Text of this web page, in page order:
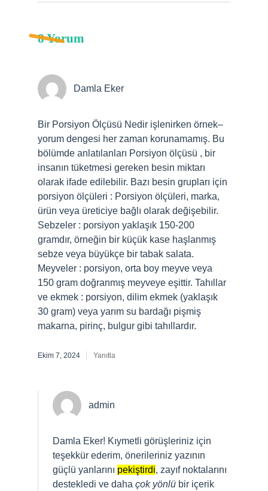
8 Yorum
Damla Eker
Bir Porsiyon Ölçüsü Nedir işlenirken örnek–
yorum dengesi her zaman korunamamış. Bu
bölümde anlatılanları Porsiyon ölçüsü , bir
insanın tüketmesi gereken besin miktarı
olarak ifade edilebilir. Bazı besin grupları için
porsiyon ölçüleri : Porsiyon ölçüleri, marka,
ürün veya üreticiye bağlı olarak değişebilir.
Sebzeler : porsiyon yaklaşık 150-200
gramdır, örneğin bir küçük kase haşlanmış
sebze veya büyükçe bir tabak salata.
Meyveler : porsiyon, orta boy meyve veya
150 gram doğranmış meyveye eşittir. Tahıllar
ve ekmek : porsiyon, dilim ekmek (yaklaşık
30 gram) veya yarım su bardağı pişmiş
makarna, pirinç, bulgur gibi tahıllardır.
Ekim 7, 2024 Yanıtla
admin
Damla Eker! Kıymetli görüşleriniz için
teşekkür ederim, önerileriniz yazının
güçlü yanlarını pekiştirdi, zayıf noktalarını
destekledi ve daha çok yönlü bir içerik